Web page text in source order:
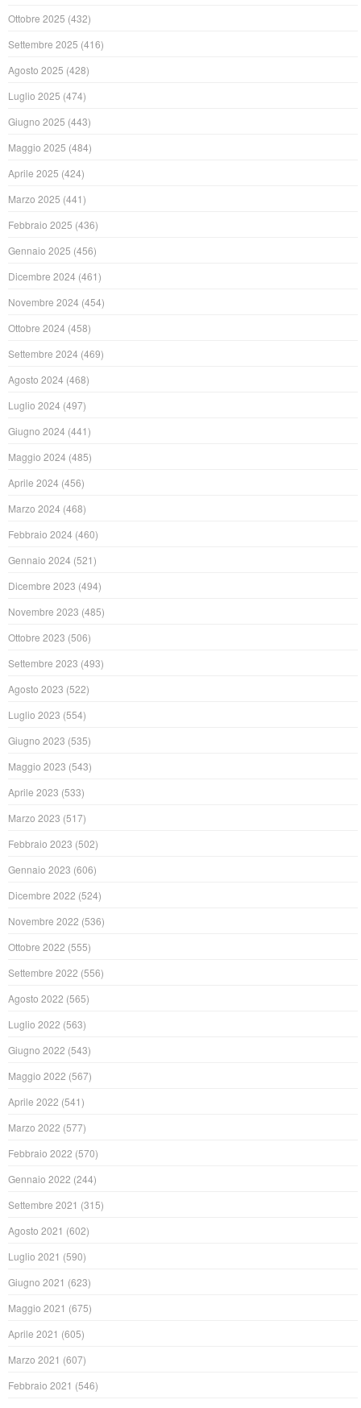
Ottobre 2025 (432)
Settembre 2025 (416)
Agosto 2025 (428)
Luglio 2025 (474)
Giugno 2025 (443)
Maggio 2025 (484)
Aprile 2025 (424)
Marzo 2025 (441)
Febbraio 2025 (436)
Gennaio 2025 (456)
Dicembre 2024 (461)
Novembre 2024 (454)
Ottobre 2024 (458)
Settembre 2024 (469)
Agosto 2024 (468)
Luglio 2024 (497)
Giugno 2024 (441)
Maggio 2024 (485)
Aprile 2024 (456)
Marzo 2024 (468)
Febbraio 2024 (460)
Gennaio 2024 (521)
Dicembre 2023 (494)
Novembre 2023 (485)
Ottobre 2023 (506)
Settembre 2023 (493)
Agosto 2023 (522)
Luglio 2023 (554)
Giugno 2023 (535)
Maggio 2023 (543)
Aprile 2023 (533)
Marzo 2023 (517)
Febbraio 2023 (502)
Gennaio 2023 (606)
Dicembre 2022 (524)
Novembre 2022 (536)
Ottobre 2022 (555)
Settembre 2022 (556)
Agosto 2022 (565)
Luglio 2022 (563)
Giugno 2022 (543)
Maggio 2022 (567)
Aprile 2022 (541)
Marzo 2022 (577)
Febbraio 2022 (570)
Gennaio 2022 (244)
Settembre 2021 (315)
Agosto 2021 (602)
Luglio 2021 (590)
Giugno 2021 (623)
Maggio 2021 (675)
Aprile 2021 (605)
Marzo 2021 (607)
Febbraio 2021 (546)